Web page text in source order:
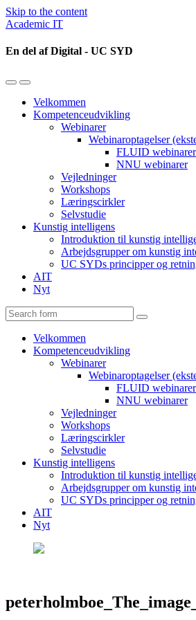
Skip to the content
Academic IT
En del af Digital - UC SYD
Toggle
mobile
menu
Toggle
the
search
field
Velkommen
Kompetenceudvikling
Webinarer
Webinaroptagelser
FLUID webinarer
NNU webinarer
Vejledninger
Workshops
Læringscirkler
Selvstudie
Kunstig intelligens
Introduktion til kunstig
Arbejdsgrupper om kunstig
UC SYDs principper og
AIT
Nyt
Search
Velkommen
Kompetenceudvikling
Webinarer
Webinaroptagelser
FLUID webinarer
NNU webinarer
Vejledninger
Workshops
Læringscirkler
Selvstudie
Kunstig intelligens
Introduktion til kunstig
Arbejdsgrupper om kunstig
UC SYDs principper og
AIT
Nyt